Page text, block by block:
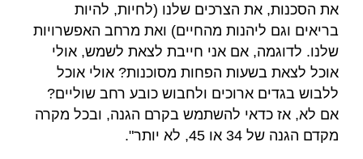
את הסכנות, את הצרכים שלנו (לחיות, להיות
בריאים וגם ליהנות מהחיים) ואת מרחב האפשרויות
שלנו. לדוגמה, אם אני חייבת לצאת לשמש, אולי
אוכל לצאת בשעות הפחות מסוכנות? אולי אוכל
ללבוש בגדים ארוכים ולחבוש כובע רחב שוליים?
אם לא, אז כדאי להשתמש בקרם הגנה, ובכל מקרה
מקדם הגנה של 34 או 45, לא יותר".